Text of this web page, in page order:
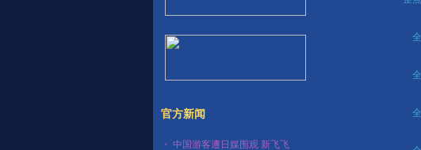
官方新闻
・ 中国游客遭日媒围观 新飞飞